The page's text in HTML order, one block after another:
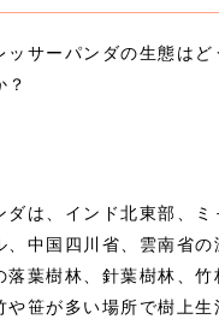
ッサーパンダの生態はど
？
ダは、インド北東部、ミ
、中国四川省、雲南省の
落葉樹林、針葉樹林、竹
や笹が多い場所で樹上生